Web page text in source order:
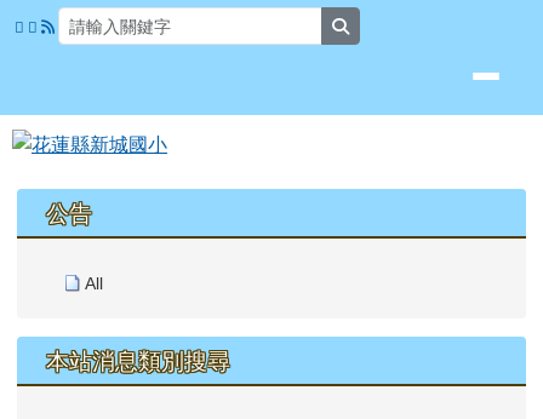
跳至主內容區
花蓮縣新城國小
上中區域內容
公告
All
本站消息類別搜尋
頁尾區域